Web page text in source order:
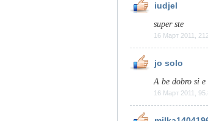
iudjel
super ste
16 Март 2011,
jo solo
A be dobro si
16 Март 2011,